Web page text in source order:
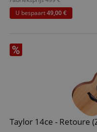
U bespaart49,00 €
Taylor 14ce - Retoure